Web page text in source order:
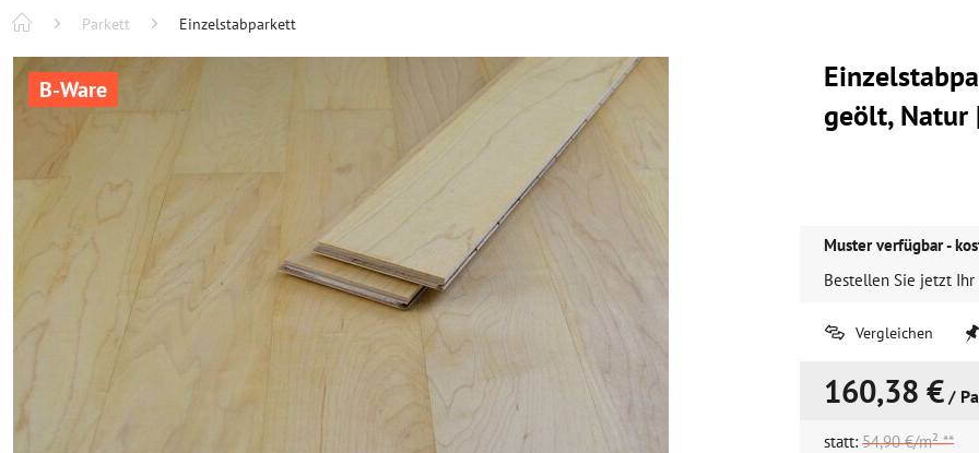
Parkett Einzelstabparkett
B-Ware
geölt,
Muster verfügbar -
Bestellen Sie jetzt Ihr
Vergleichen
160,38 € /
statt: 54,90 €/m² **